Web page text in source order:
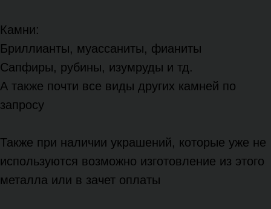
Камни:
Бриллианты, муассаниты, фианиты
Сапфиры, рубины, изумруды и тд.
А также почти все виды других камней по
запросу
Также при наличии украшений, которые уже не
используются возможно изготовление из этого
металла или в зачет оплаты